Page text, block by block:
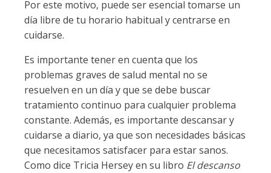
Por este motivo, puede ser esencial tomarse un
día libre de tu horario habitual y centrarse en
cuidarse.
Es importante tener en cuenta que los
problemas graves de salud mental no se
resuelven en un día y que se debe buscar
tratamiento continuo para cualquier problema
constante. Además, es importante descansar y
cuidarse a diario, ya que son necesidades básicas
que necesitamos satisfacer para estar sanos.
Como dice Tricia Hersey en su libro El descanso